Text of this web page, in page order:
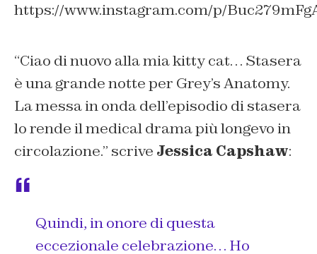
https://www.instagram.com/p/
“Ciao di nuovo alla mia kitty cat… Stasera
è una grande notte per Grey’s Anatomy.
La messa in onda dell’episodio di stasera
lo rende il medical drama più longevo in
circolazione.” scrive Jessica Capshaw:
Quindi, in onore di questa
eccezionale celebrazione… Ho